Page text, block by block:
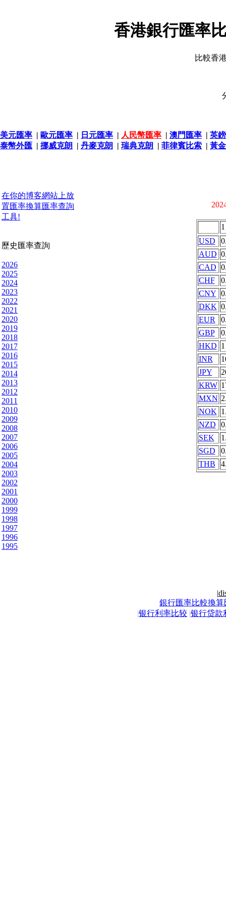
香港銀行匯率
比較香
美元匯率 | 歐元匯率 | 日元匯率 | 人民幣匯率 | 澳門匯率 | 英
泰幣外匯 | 挪威克朗 | 丹麥克朗 | 瑞典克朗 | 菲律賓比索 | 黃
在你的博客網站上放
置匯率換算匯率查詢
工具!
歷史匯率查詢
2026
2025
2024
2023
2022
2021
2020
2019
2018
2017
2016
2015
2014
2013
2012
2011
2010
2009
2008
2007
2006
2005
2004
2003
2002
2001
2000
1999
1998
1997
1996
1995
USD
AUD
CAD
CHF
CNY
DKK
EUR
GBP
HKD 1
INR
JPY
KRW
MXN
NOK
NZD
SEK
SGD
THB
|
銀行匯率比較換算
|银行利率比较 |银行贷款